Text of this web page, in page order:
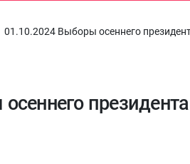
01.10.2024 Выборы осеннего